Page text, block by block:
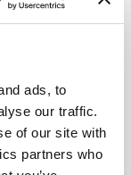
ads, to
our traffic.
of our site with
partners who